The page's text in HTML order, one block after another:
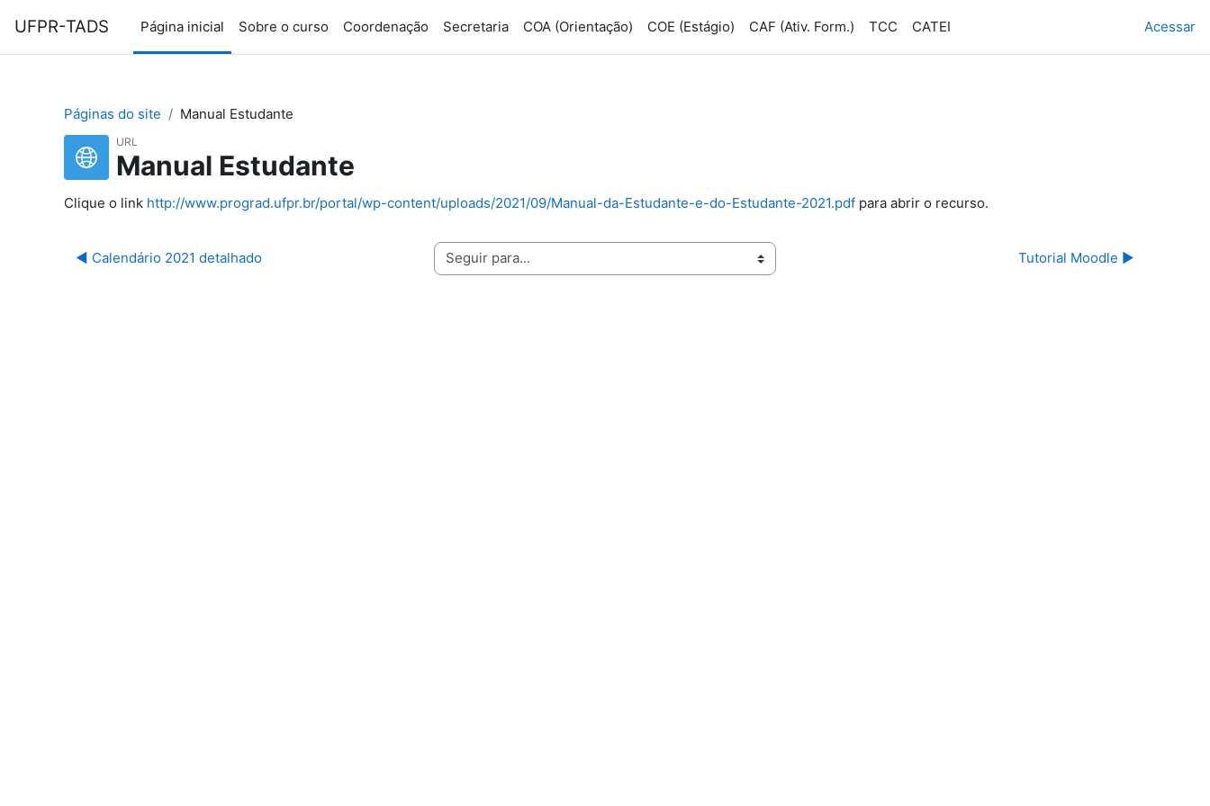
UFPR-TADS Página inicial Sobre o curso Coordenação Secretaria COA (Orientação) COE (Estágio) CAF (Ativ. Form.) TCC CATEI Acessar
Páginas do site Manual Estudante
URL
Manual Estudante
Clique o link http://www.prograd.ufpr.br/portal/wp-content/uploads/2021/09/Manual-da-Estudante-e-do-Estudante-2021.pdf para abrir o recurso.
◀︎ Calendário 2021 detalhado Seguir para... Tutorial Moodle ▶︎